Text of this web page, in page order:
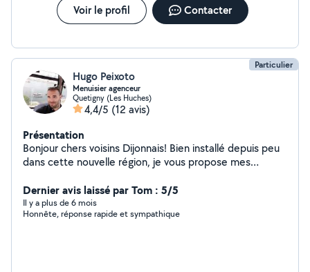
Voir le profil Contacter
Particulier
Hugo Peixoto
Menuisier agenceur
Quetigny (Les Huches)
4,4/5 (12 avis)
Présentation
Bonjour chers voisins Dijonnais! Bien installé depuis peu
dans cette nouvelle région, je vous propose mes
l’agencement et l’aménagement intérieur. Mais aussi la
pose de parquet, menuiseries diverses
Dernier avis laissé par Tom : 5/5
Il y a plus de 6 mois
Honnête, réponse rapide et sympathique